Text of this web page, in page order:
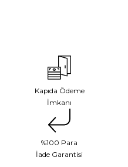
Kapıda Ödeme
İmkanı
%100 Para
İade Garantisi